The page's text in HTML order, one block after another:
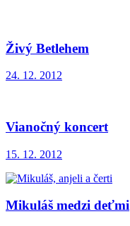
Živý Betlehem
24. 12. 2012
Vianočný koncert
15. 12. 2012
Mikuláš medzi deťmi